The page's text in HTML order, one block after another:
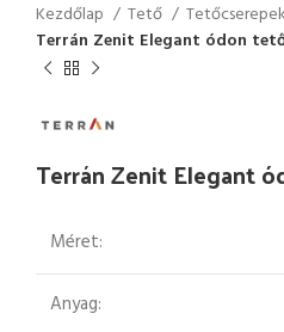
Kezdőlap Tető Tetőcserepek
Terrán Zenit Elegant ódon
Terrán Zenit Elegant
Méret:
Anyag: